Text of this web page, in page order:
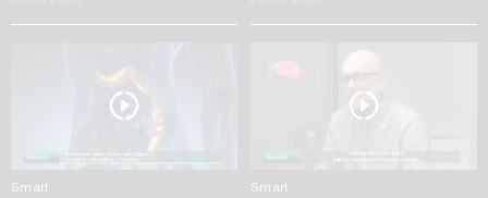
Smart Smart